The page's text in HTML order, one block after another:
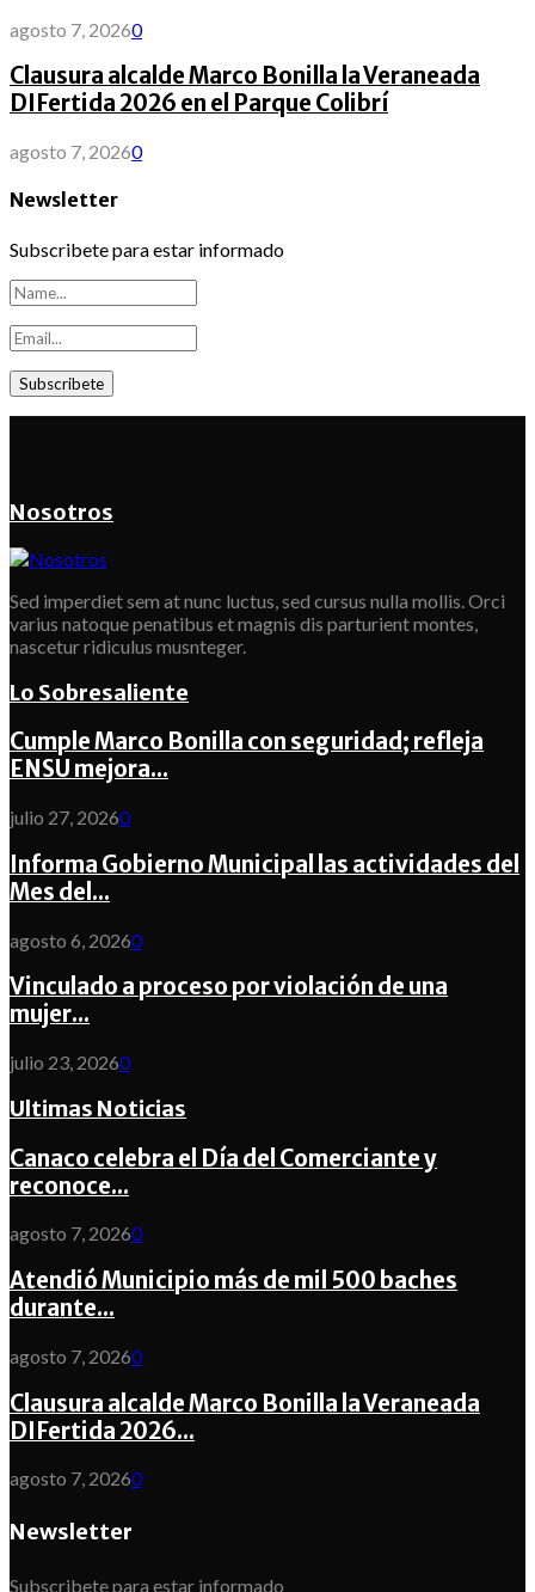
agosto 7, 20260
Clausura alcalde Marco Bonilla la Veraneada
DIFertida 2026 en el Parque Colibrí
agosto 7, 20260
Newsletter
Subscribete para estar informado
Nosotros
Sed imperdiet sem at nunc luctus, sed cursus nulla mollis. Orci
varius natoque penatibus et magnis dis parturient montes,
nascetur ridiculus musnteger.
Lo Sobresaliente
Cumple Marco Bonilla con seguridad; refleja
ENSU mejora...
julio 27, 20260
Informa Gobierno Municipal las actividades del
Mes del...
agosto 6, 20260
Vinculado a proceso por violación de una
mujer...
julio 23, 20260
Ultimas Noticias
Canaco celebra el Día del Comerciante y
reconoce...
agosto 7, 20260
Atendió Municipio más de mil 500 baches
durante...
agosto 7, 20260
Clausura alcalde Marco Bonilla la Veraneada
DIFertida 2026...
agosto 7, 20260
Newsletter
Subscribete para estar informado